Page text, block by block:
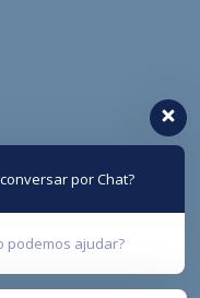
por Chat?
podemos ajudar?